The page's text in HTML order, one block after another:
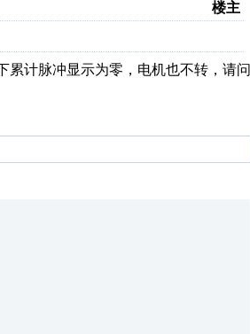
楼主
累计脉冲显示为零，电机也不转，请问